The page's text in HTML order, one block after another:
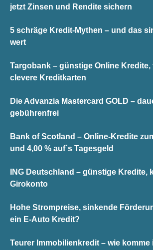
jetzt Zinsen und Rendite sichern
5 schräge Kredit-Mythen – und das
wert
Targobank – günstige Online
clevere Kreditkarten
Die Advanzia Mastercard GOLD –
gebührenfrei
Bank of Scotland – Online-Kredite
und 4,00 % auf`s Tagesgeld
ING Deutschland – günstige Kredite,
Girokonto
Hohe Strompreise, sinkende
ein E-Auto Kredit?
Teurer Immobilienkredit – wie komme